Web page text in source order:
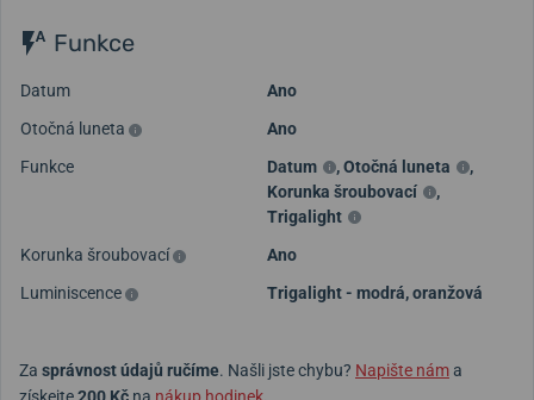
Funkce
Datum
Ano
Otočná luneta
Ano
Funkce
Datum ,Otočná luneta
,
Korunka šroubovací
,
Trigalight
Korunka šroubovací
Ano
Luminiscence
Trigalight - modrá, oranžová
Za správnost údajů ručíme. Našli jste chybu? Napište náma